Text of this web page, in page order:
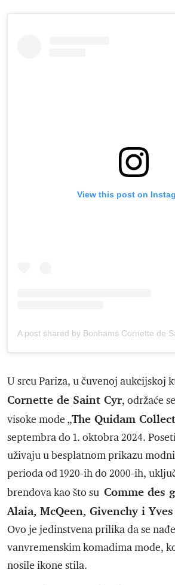
View this post on
U srcu Pariza, u čuvenoj aukcijskoj
Cornette de Saint Cyr, održaće
visoke mode „The Quidam
septembra do 1. oktobra 2024.
uživaju u besplatnom prikazu
perioda od 1920-ih do 2000-ih,
brendova kao što su Comme des
Alaia, McQeen, Givenchy i
Ovo je jedinstvena prilika da se
vanvremenskim komadima mode,
nosile ikone stila.